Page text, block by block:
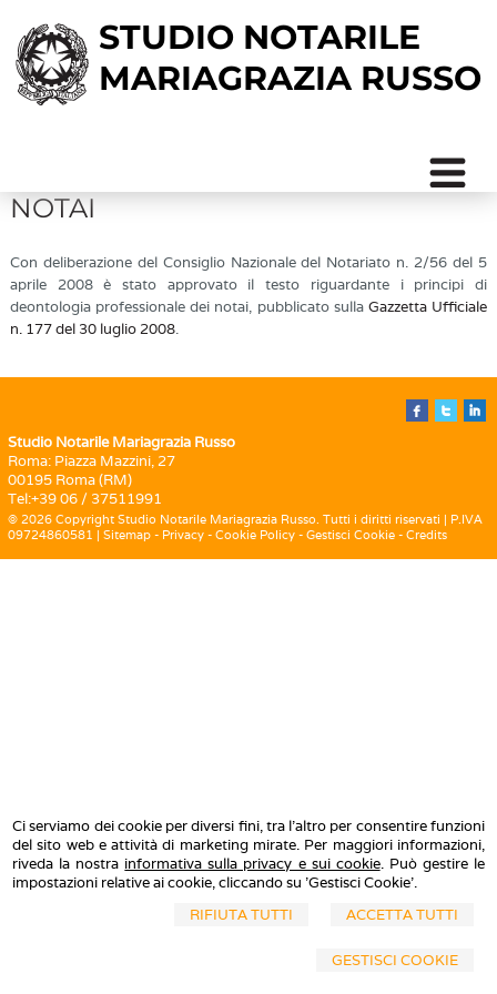
Ci serviamo dei cookie per diversi fini, tra l'altro per consentire funzioni
del sito web e attività di marketing mirate. Per maggiori informazioni,
riveda la nostra informativa sulla privacy e sui cookie. Può gestire le
impostazioni relative ai cookie, cliccando su 'Gestisci Cookie'.
ACCETTA TUTTI
RIFIUTA TUTTI
GESTISCI COOKIE
STUDIO NOTARILE
MARIAGRAZIA RUSSO
IL CODICE DEONTOLOGICO DEI
NOTAI
Con deliberazione del Consiglio Nazionale del Notariato n. 2/56 del 5
aprile 2008 è stato approvato il testo riguardante i principi di
deontologia professionale dei notai, pubblicato sulla Gazzetta Ufficiale
n. 177 del 30 luglio 2008.
Studio Notarile Mariagrazia Russo
Roma: Piazza Mazzini, 27
00195 Roma (RM)
Tel:+39 06 / 37511991
© 2026 Copyright Studio Notarile Mariagrazia Russo. Tutti i diritti riservati | P.IVA
09724860581 | Sitemap- Privacy- Cookie Policy- Gestisci Cookie- Credits